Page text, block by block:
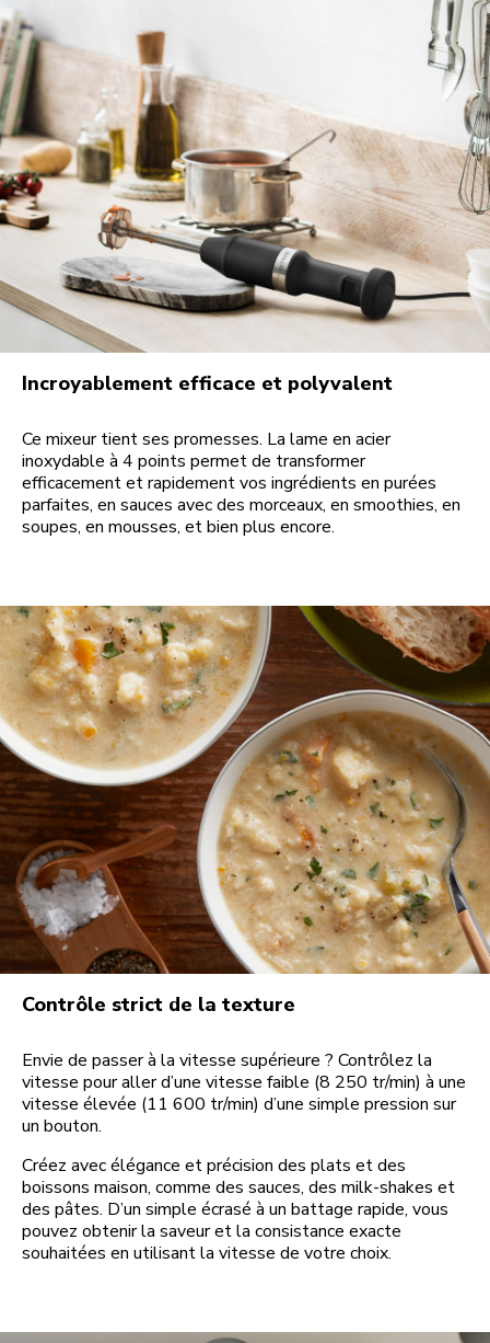
Incroyablement efficace et polyvalent
Ce mixeur tient ses promesses. La lame en acier
inoxydable à 4 points permet de transformer
efficacement et rapidement vos ingrédients en purées
parfaites, en sauces avec des morceaux, en smoothies, en
soupes, en mousses, et bien plus encore.
Contrôle strict de la texture
Envie de passer à la vitesse supérieure ? Contrôlez la
vitesse pour aller d’une vitesse faible (8 250 tr/min) à une
vitesse élevée (11 600 tr/min) d’une simple pression sur
un bouton.
Créez avec élégance et précision des plats et des
boissons maison, comme des sauces, des milk-shakes et
des pâtes. D’un simple écrasé à un battage rapide, vous
pouvez obtenir la saveur et la consistance exacte
souhaitées en utilisant la vitesse de votre choix.